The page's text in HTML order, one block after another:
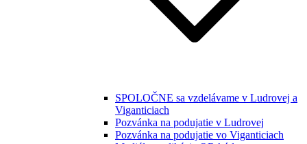
SPOLOČNE sa vzdelávame v Ludrovej a
Viganticiach
Pozvánka na podujatie v Ludrovej
Pozvánka na podujatie vo Viganticiach